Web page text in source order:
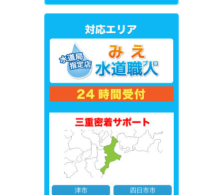
津市 四日市市